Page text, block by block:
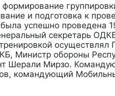
и подготовка к
успешно проведена
секретарь
осуществлял
Министр обороны
Шерали Мирзо.
командующий